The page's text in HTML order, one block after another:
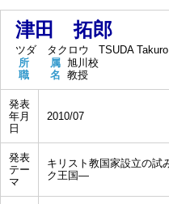
津田 拓郎
ツダ タクロウ
TSUDA Takuro
所 属 旭川校
職 名 教授
発表
年月
日
2010/07
発表
テー
マ
キリスト教国家設立の
ク王国―